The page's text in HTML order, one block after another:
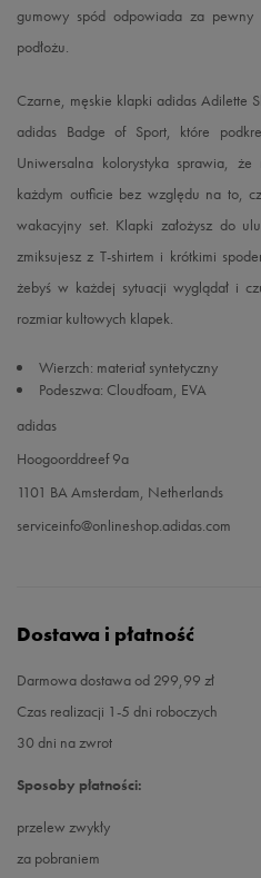
gumowy spód odpowiada za
podłożu.
Czarne, męskie klapki adidas Adilette
adidas Badge of Sport, które
Uniwersalna kolorystyka sprawia,
każdym outficie bez względu na to,
wakacyjny set. Klapki założysz do
zmiksujesz z T-shirtem i krótkimi
żebyś w każdej sytuacji wyglądał i
rozmiar kultowych klapek.
Wierzch: materiał syntetyczny
Podeszwa: Cloudfoam, EVA
adidas
Hoogoorddreef 9a
1101 BA Amsterdam, Netherlands
serviceinfo@onlineshop.adidas.com
Dostawa i płatność
Darmowa dostawa od 299,99 zł
Czas realizacji 1-5 dni roboczych
30 dni na zwrot
Sposoby płatności:
przelew zwykły
za pobraniem